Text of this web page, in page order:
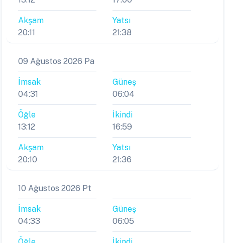
Akşam
20:11
Yatsı
21:38
09 Ağustos 2026 Pa
İmsak
04:31
Güneş
06:04
Öğle
13:12
İkindi
16:59
Akşam
20:10
Yatsı
21:36
10 Ağustos 2026 Pt
İmsak
04:33
Güneş
06:05